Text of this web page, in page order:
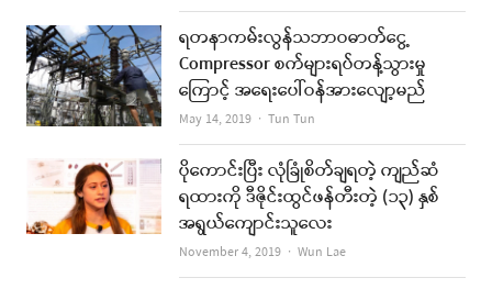
ရတနာကမ်းလွန်သဘာဝဓာတ်ငွေ့
Compressor စက်များရပ်တန့်သွားမှု
ကြောင့် အရေးပေါ်ဝန်အားလျော့မည်
May 14, 2019 Author
Tun Tun
ပိုကောင်းပြီး လုံခြုံစိတ်ချရတဲ့ ကျည်ဆံ
ရထားကို ဒီဇိုင်းထွင်ဖန်တီးတဲ့ (၁၃) နှစ်
အရွယ်ကျောင်းသူလေး
November 4, 2019 Author
Wun Lae